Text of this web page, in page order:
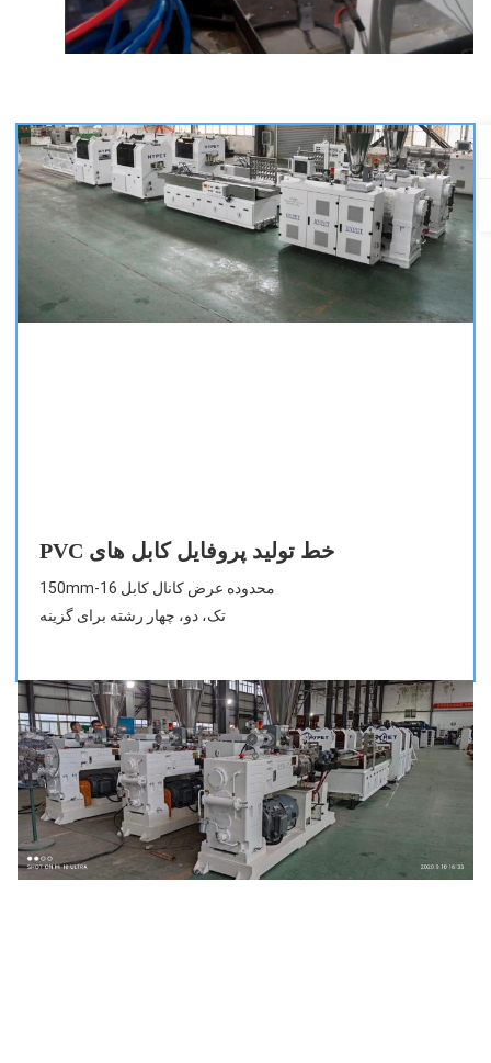
خط تولید پروفایل کابل های PVC
محدوده عرض کانال کابل 16-150mm
تک، دو، چهار رشته برای گزینه